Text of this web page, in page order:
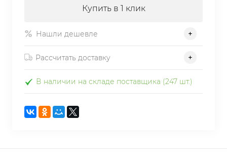
Купить в 1 клик
Нашли дешевле
Рассчитать доставку
В наличии на складе поставщика (247 шт.)